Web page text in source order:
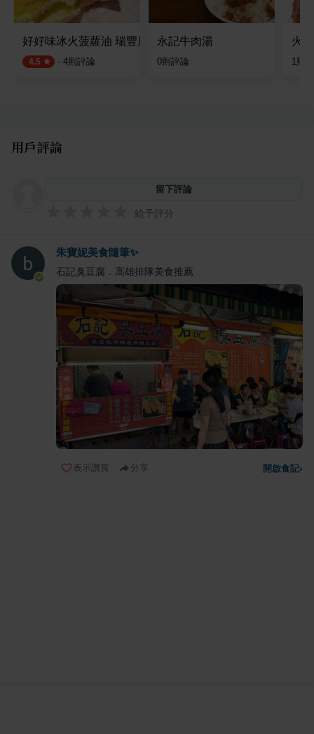
好好味冰火菠蘿油 瑞豐店
4.5 · 4則評論
永記牛肉湯
0則評論
火
1則
用戶評論
留下評論
給予評分
朱寶妮美食隨筆✨
石記臭豆腐．高雄排隊美食推薦
表示讚賞 分享 開啟食記›